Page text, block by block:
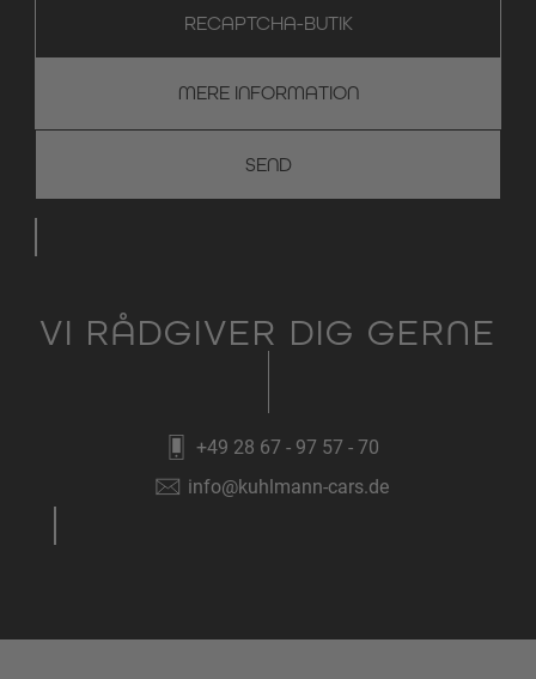
RECAPTCHA-BUTIK
MERE INFORMATION
VI RÅDGIVER DIG GERNE
+49 28 67 - 97 57 - 70
info@kuhlmann-cars.de